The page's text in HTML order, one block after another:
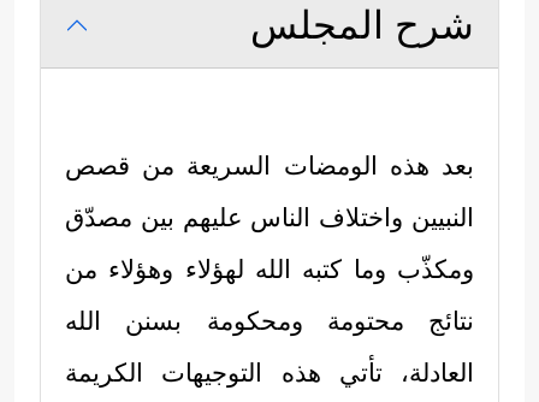
شرح المجلس
بعد هذه الومضات السريعة من قصص
النبيين واختلاف الناس عليهم بين مصدّق
ومكذّب وما كتبه الله لهؤلاء وهؤلاء من
نتائج محتومة ومحكومة بسنن الله
العادلة، تأتي هذه التوجيهات الكريمة